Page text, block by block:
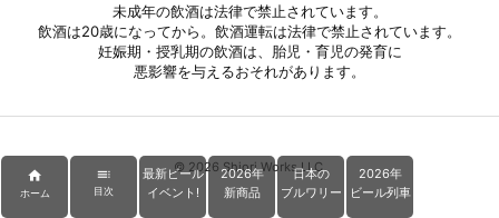
未成年の飲酒は法律で禁止されています。
飲酒は20歳になってから。飲酒運転は法律で禁止されています。
妊娠期・授乳期の飲酒は、胎児・育児の発育に
悪影響を与えるおそれがあります。
© 2026 Shiori Works LLC.

ホーム

目次
最新ビール
イベント!
2026年
新商品
日本の
ブルワリー
2026年
ビール列車